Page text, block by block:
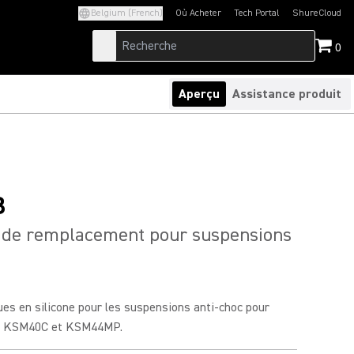
Belgium (French) Où Acheter Tech Portal
(Opens in a new tab)ShureCloud
(Opens in a new
0
Aperçu Assistance produit
remplacement pour suspensions
en silicone pour les suspensions anti-choc pour
et KSM44MP.